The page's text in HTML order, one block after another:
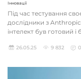
Інновації
Під час тестування
дослідники з
інтелект був готовий і
26.05.25 9 832 0